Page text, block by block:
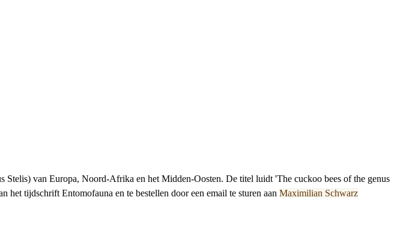
van Europa, Noord-Afrika en het Midden-Oosten. De titel luidt 'The cuckoo bees of the genus
tijdschrift Entomofauna en te bestellen door een email te sturen aan Maximilian Schwarz